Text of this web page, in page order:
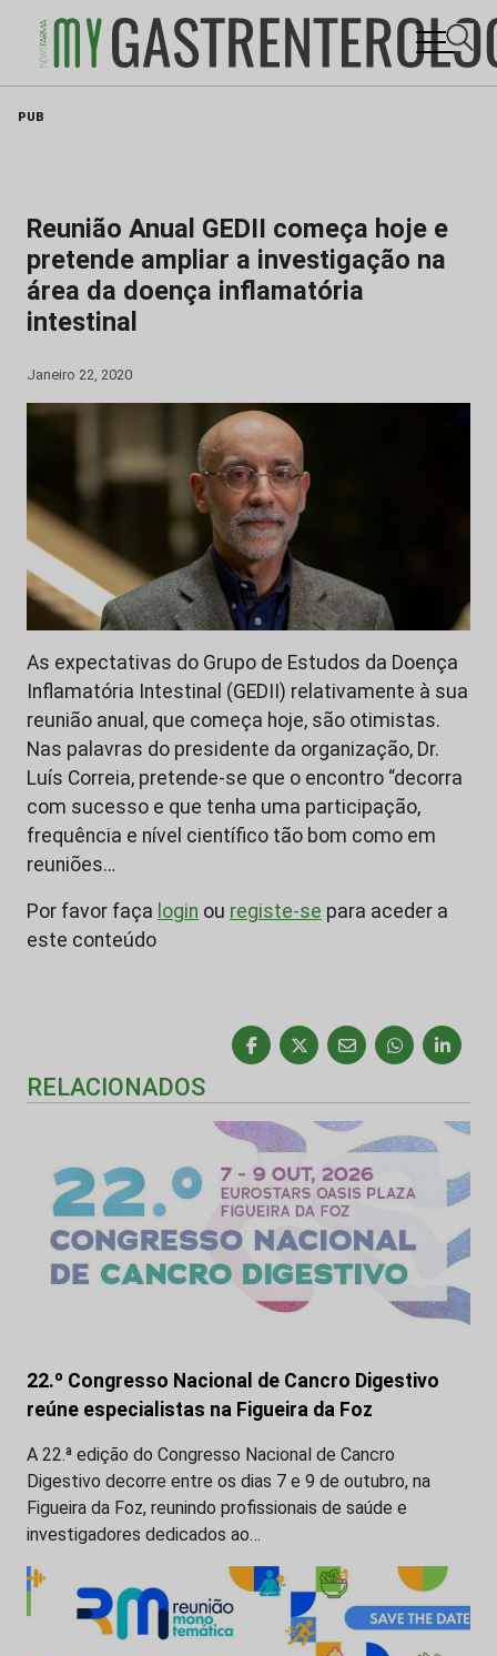
PUB
Reunião Anual GEDII começa hoje e
pretende ampliar a investigação na
área da doença inflamatória
intestinal
Janeiro 22, 2020
As expectativas do Grupo de Estudos da Doença
Inflamatória Intestinal (GEDII) relativamente à sua
reunião anual, que começa hoje, são otimistas.
Nas palavras do presidente da organização, Dr.
Luís Correia, pretende-se que o encontro “decorra
com sucesso e que tenha uma participação,
frequência e nível científico tão bom como em
reuniões…
Por favor faça login ou registe-se para aceder a
este conteúdo
RELACIONADOS
22.º Congresso Nacional de Cancro Digestivo
reúne especialistas na Figueira da Foz
A 22.ª edição do Congresso Nacional de Cancro
Digestivo decorre entre os dias 7 e 9 de outubro, na
Figueira da Foz, reunindo profissionais de saúde e
investigadores dedicados ao…